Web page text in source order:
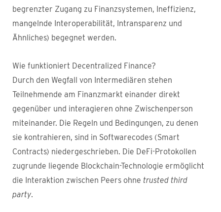
begrenzter Zugang zu Finanzsystemen, Ineffizienz,
mangelnde Interoperabilität, Intransparenz und
Ähnliches) begegnet werden.
Wie funktioniert Decentralized Finance?
Durch den Wegfall von Intermediären stehen
Teilnehmende am Finanzmarkt einander direkt
gegenüber und interagieren ohne Zwischenperson
miteinander. Die Regeln und Bedingungen, zu denen
sie kontrahieren, sind in Softwarecodes (Smart
Contracts) niedergeschrieben. Die DeFi-Protokollen
zugrunde liegende Blockchain-Technologie ermöglicht
die Interaktion zwischen Peers ohne trusted third
party.